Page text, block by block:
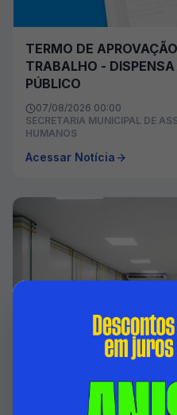
TERMO DE
TRABALHO -
PÚBLICO
07/08/2026 00:00
SECRETARIA MUNICIPAL DE
HUMANOS
Acessar Notícia